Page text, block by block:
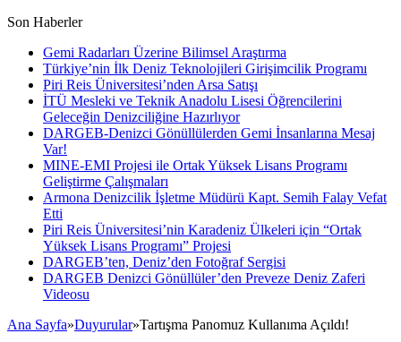
Son Haberler
Gemi Radarları Üzerine Bilimsel Araştırma
Türkiye’nin İlk Deniz Teknolojileri Girişimcilik Programı
Piri Reis Üniversitesi’nden Arsa Satışı
İTÜ Mesleki ve Teknik Anadolu Lisesi Öğrencilerini
Geleceğin Denizciliğine Hazırlıyor
DARGEB-Denizci Gönüllülerden Gemi İnsanlarına Mesaj
Var!
MINE-EMI Projesi ile Ortak Yüksek Lisans Programı
Geliştirme Çalışmaları
Armona Denizcilik İşletme Müdürü Kapt. Semih Falay Vefat
Etti
Piri Reis Üniversitesi’nin Karadeniz Ülkeleri için “Ortak
Yüksek Lisans Programı” Projesi
DARGEB’ten, Deniz’den Fotoğraf Sergisi
DARGEB Denizci Gönüllüler’den Preveze Deniz Zaferi
Videosu
Ana Sayfa»Duyurular»Tartışma Panomuz Kullanıma Açıldı!